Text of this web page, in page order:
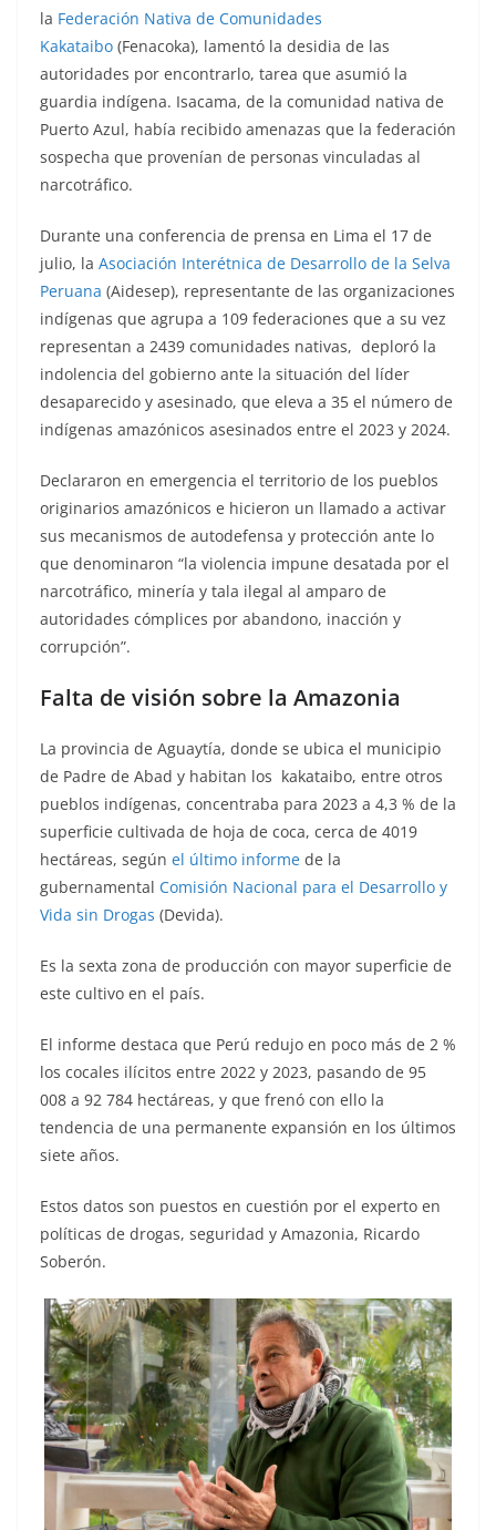
la Federación Nativa de Comunidades
Kakataibo (Fenacoka), lamentó la desidia de las
autoridades por encontrarlo, tarea que asumió la
guardia indígena. Isacama, de la comunidad nativa de
Puerto Azul, había recibido amenazas que la federación
sospecha que provenían de personas vinculadas al
narcotráfico.
Durante una conferencia de prensa en Lima el 17 de
julio, la Asociación Interétnica de Desarrollo de la Selva
Peruana (Aidesep), representante de las organizaciones
indígenas que agrupa a 109 federaciones que a su vez
representan a 2439 comunidades nativas, deploró la
indolencia del gobierno ante la situación del líder
desaparecido y asesinado, que eleva a 35 el número de
indígenas amazónicos asesinados entre el 2023 y 2024.
Declararon en emergencia el territorio de los pueblos
originarios amazónicos e hicieron un llamado a activar
sus mecanismos de autodefensa y protección ante lo
que denominaron “la violencia impune desatada por el
narcotráfico, minería y tala ilegal al amparo de
autoridades cómplices por abandono, inacción y
corrupción”.
Falta de visión sobre la Amazonia
La provincia de Aguaytía, donde se ubica el municipio
de Padre de Abad y habitan los kakataibo, entre otros
pueblos indígenas, concentraba para 2023 a 4,3 % de la
superficie cultivada de hoja de coca, cerca de 4019
hectáreas, según el último informe de la
gubernamental Comisión Nacional para el Desarrollo y
Vida sin Drogas (Devida).
Es la sexta zona de producción con mayor superficie de
este cultivo en el país.
El informe destaca que Perú redujo en poco más de 2 %
los cocales ilícitos entre 2022 y 2023, pasando de 95
008 a 92 784 hectáreas, y que frenó con ello la
tendencia de una permanente expansión en los últimos
siete años.
Estos datos son puestos en cuestión por el experto en
políticas de drogas, seguridad y Amazonia, Ricardo
Soberón.